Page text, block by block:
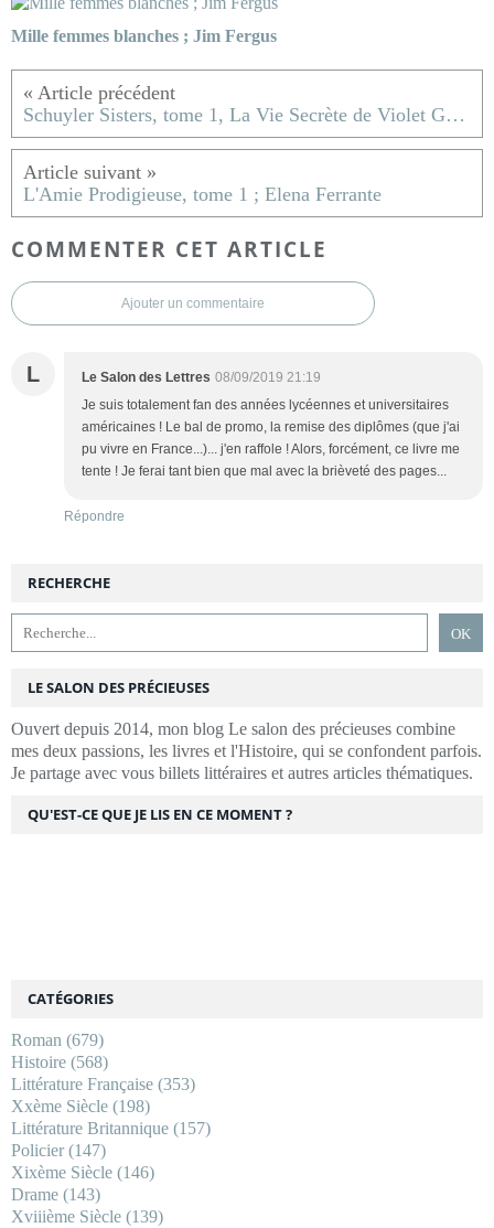
Mille femmes blanches ; Jim Fergus
Schuyler Sisters, tome 1, La Vie Secrète de Violet Grant ; Beatriz Williams
L'Amie Prodigieuse, tome 1 ; Elena Ferrante
COMMENTER CET ARTICLE
Ajouter un commentaire
L Le Salon des Lettres 08/09/2019 21:19
Je suis totalement fan des années lycéennes et universitaires
américaines ! Le bal de promo, la remise des diplômes (que j'ai
pu vivre en France...)... j'en raffole ! Alors, forcément, ce livre me
tente ! Je ferai tant bien que mal avec la brièveté des pages...
Répondre
RECHERCHE
LE SALON DES PRÉCIEUSES
Ouvert depuis 2014, mon blog Le salon des précieuses combine
mes deux passions, les livres et l'Histoire, qui se confondent parfois.
Je partage avec vous billets littéraires et autres articles thématiques.
CATÉGORIES
Roman (679)
Histoire (568)
Littérature Française (353)
Xxème Siècle (198)
Littérature Britannique (157)
Policier(147)
Xixème Siècle (146)
Drame (143)
Xviiième Siècle (139)
QU'EST-CE QUE JE LIS EN CE MOMENT ?